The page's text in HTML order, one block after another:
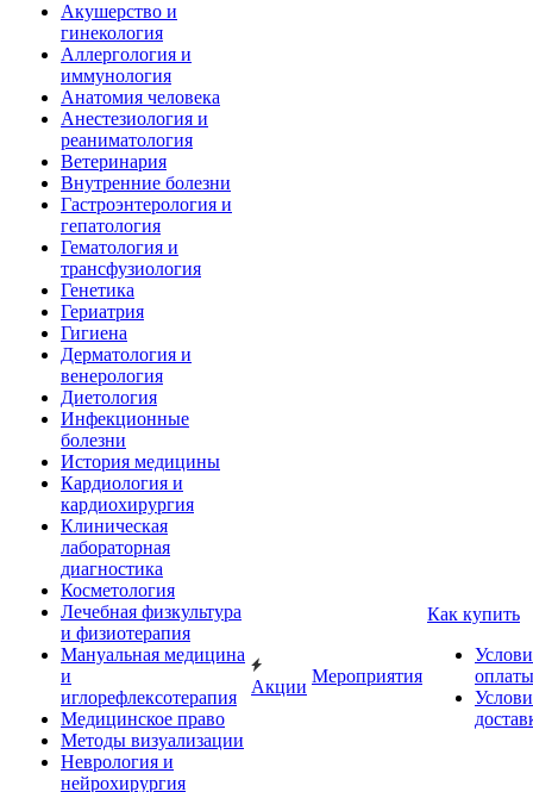
Акушерство и
гинекология
Аллергология и
иммунология
Анатомия человека
Анестезиология и
реаниматология
Ветеринария
Внутренние болезни
Гастроэнтерология и
гепатология
Гематология и
трансфузиология
Генетика
Гериатрия
Гигиена
Дерматология и
венерология
Диетология
Инфекционные
болезни
История медицины
Кардиология и
кардиохирургия
Клиническая
лабораторная
диагностика
Косметология
Лечебная физкультура
и физиотерапия
Мануальная медицина
и
иглорефлексотерапия
Медицинское право
Методы визуализации
Неврология и
нейрохирургия
Акции
Мероприятия
Как купить
оплаты